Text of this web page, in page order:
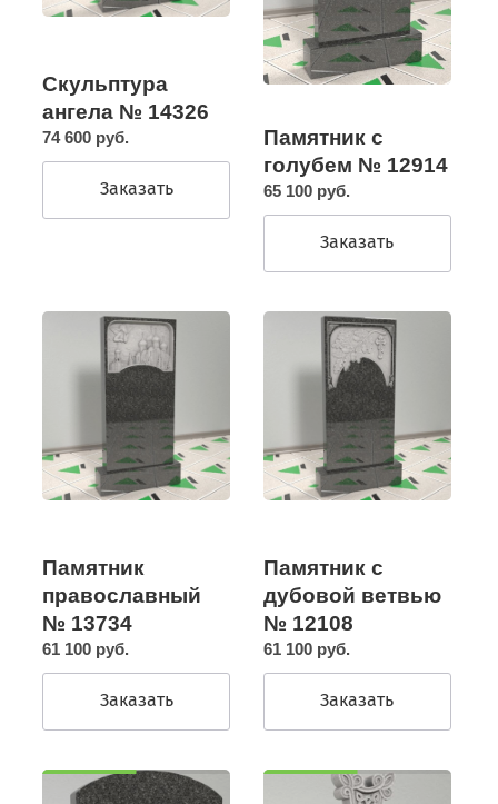
Скульптура
ангела № 14326
74 600 руб.
Заказать
Памятник с
голубем № 12914
65 100 руб.
Заказать
Памятник
православный
№ 13734
61 100 руб.
Заказать
Памятник с
дубовой ветвью
№ 12108
61 100 руб.
Заказать